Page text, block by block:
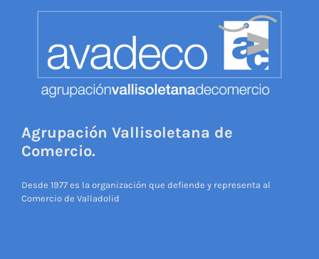
Agrupación Vallisoletana de
Comercio.
Desde 1977 es la organización que defiende y representa al
Comercio de Valladolid